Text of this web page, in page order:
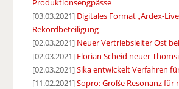
Produktionsengpässe
[03.03.2021] Digitales Format „Ardex-
Rekordbeteiligung
[02.03.2021] Neuer Vertriebsleiter Ost
[02.03.2021] Florian Scheid neuer
[02.03.2021]Sika entwickelt Verfahren
[11.02.2021]Sopro: Große Resonanz für